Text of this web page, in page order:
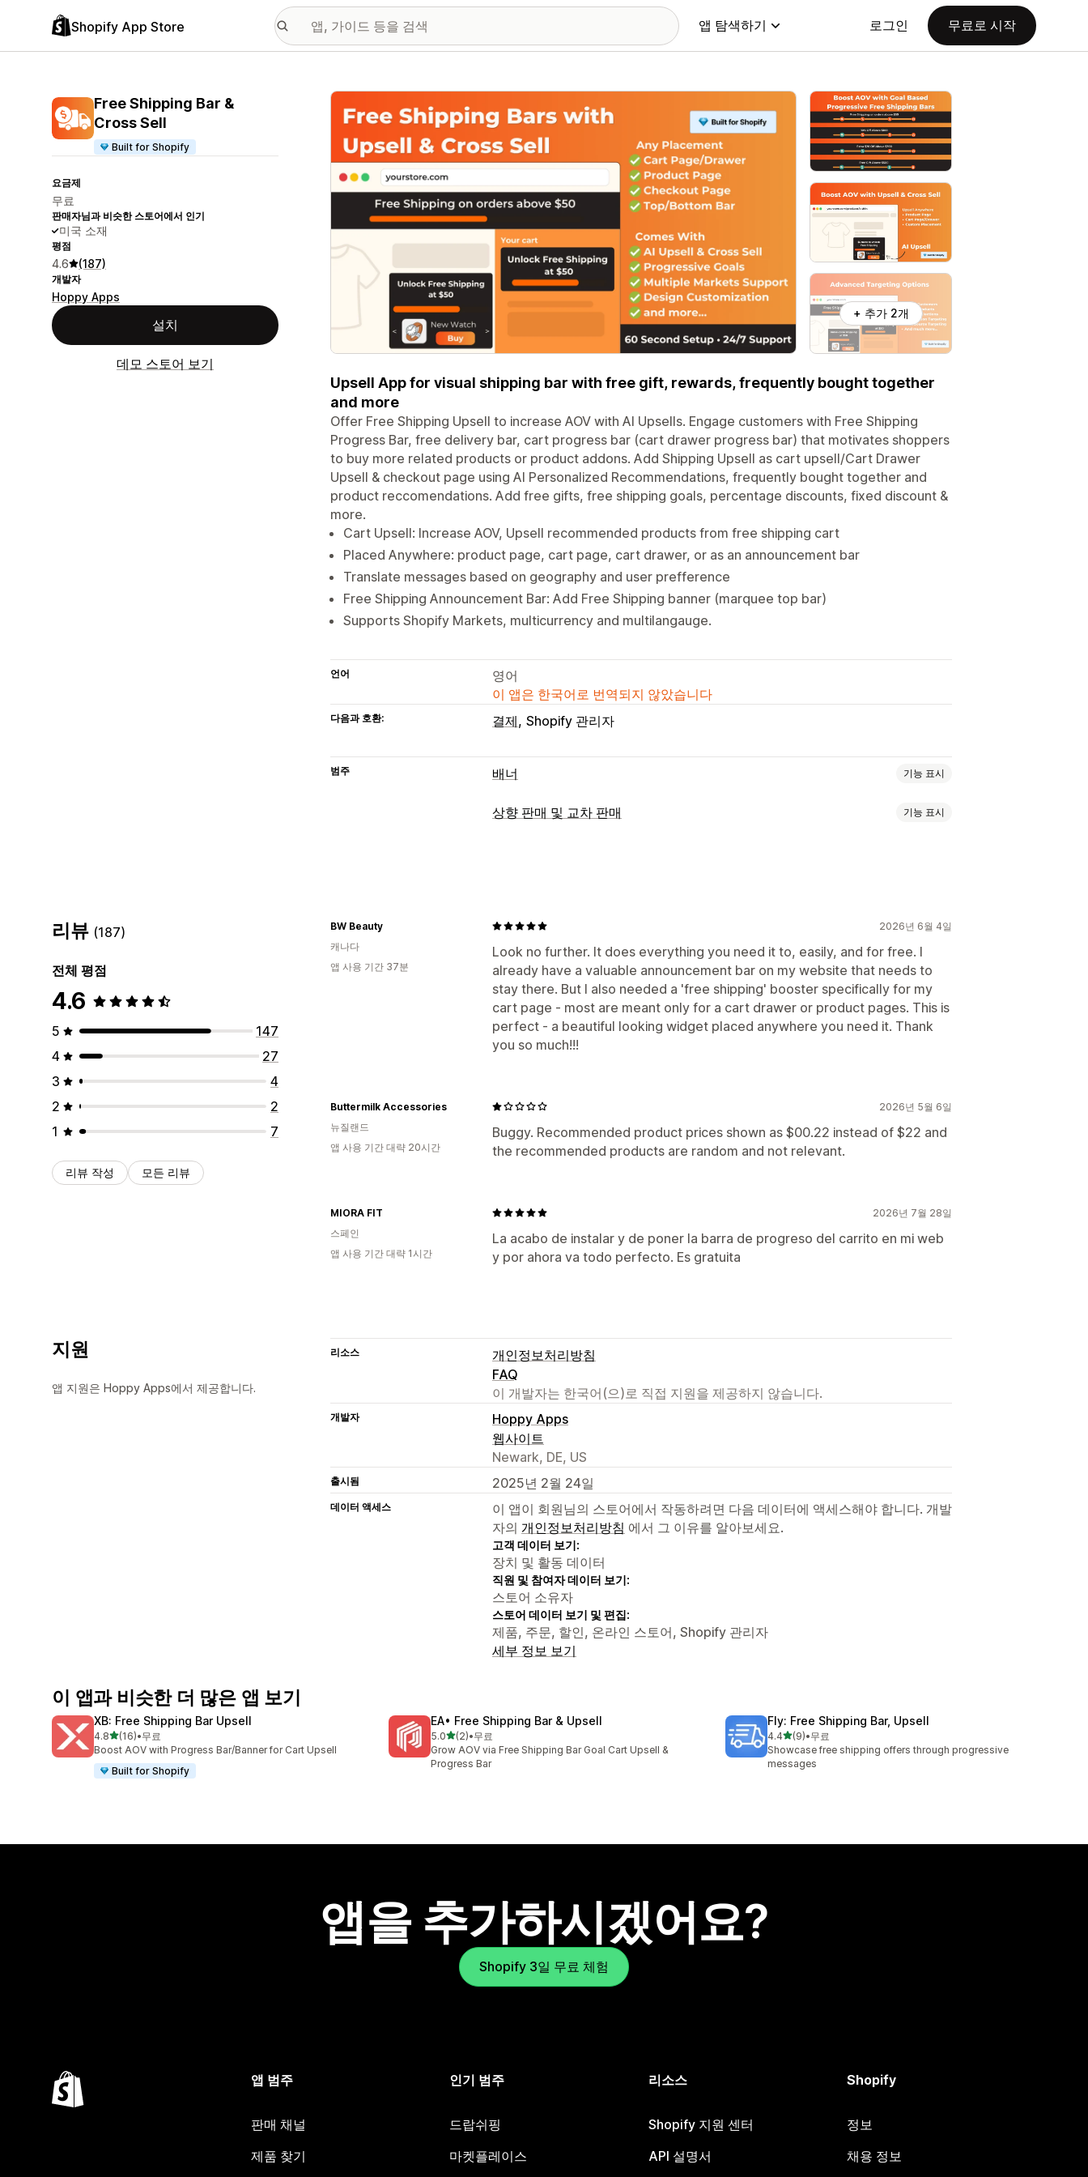
Shopify App Store 앱 탐색하기 로그인 무료로 시작
Free Shipping Bar &
Cross Sell
Built for Shopify
요금제
무료
판매자님과 비슷한 스토어에서 인기
미국 소재
평점
4.6 (187)
개발자
Hoppy Apps
설치
데모 스토어 보기
추천 이미지 갤러리
+ 추가 2개
Upsell App for visual shipping bar with free gift, rewards, frequently bought together
and more
Offer Free Shipping Upsell to increase AOV with AI Upsells. Engage customers with Free Shipping
Progress Bar, free delivery bar, cart progress bar (cart drawer progress bar) that motivates shoppers
to buy more related products or product addons. Add Shipping Upsell as cart upsell/Cart Drawer
Upsell & checkout page using AI Personalized Recommendations, frequently bought together and
product reccomendations. Add free gifts, free shipping goals, percentage discounts, fixed discount &
more.
Cart Upsell: Increase AOV, Upsell recommended products from free shipping cart
Placed Anywhere: product page, cart page, cart drawer, or as an announcement bar
Translate messages based on geography and user prefference
Free Shipping Announcement Bar: Add Free Shipping banner (marquee top bar)
Supports Shopify Markets, multicurrency and multilangauge.
언어
영어
이 앱은 한국어로 번역되지 않았습니다
다음과 호환: 결제 Shopify 관리자
범주 배너 기능 표시
배너 유형
캠페인 타게팅
분석 및 보고
실적 추적 트래픽 보고서
상향 판매 및 교차 판매 기능 표시
제안 및 권장 사항
무료 기프트 무료 배송 제품 추가 옵션 추천 제품 함께 자주 구매하는 제품
수량 할인 계층별 할인 AI 권장 사항
분석
전환율
리뷰 (187)
전체 평점
4.6
5
147
4
27
3
4
2
2
1
7
리뷰 작성 모든 리뷰
2026년 6월 4일
Look no further. It does everything you need it to, easily, and for free. I
already have a valuable announcement bar on my website that needs to
stay there. But I also needed a 'free shipping' booster specifically for my
cart page - most are meant only for a cart drawer or product pages. This is
perfect - a beautiful looking widget placed anywhere you need it. Thank
you so much!!!
BW Beauty
캐나다
앱 사용 기간 37분
2026년 5월 6일
Buggy. Recommended product prices shown as $00.22 instead of $22 and
the recommended products are random and not relevant.
Buttermilk Accessories
뉴질랜드
앱 사용 기간 대략 20시간
2026년 7월 28일
La acabo de instalar y de poner la barra de progreso del carrito en mi web
y por ahora va todo perfecto. Es gratuita
MIORA FIT
스페인
앱 사용 기간 대략 1시간
지원
앱 지원은 Hoppy Apps에서 제공합니다.
리소스
개인정보처리방침
FAQ
이 개발자는 한국어(으)로 직접 지원을 제공하지 않습니다.
개발자
Hoppy Apps
웹사이트
Newark, DE, US
출시됨 2025년 2월 24일
데이터 액세스
이 앱이 회원님의 스토어에서 작동하려면 다음 데이터에 액세스해야 합니다. 개발
자의 개인정보처리방침 에서 그 이유를 알아보세요.
고객 데이터 보기:
장치 및 활동 데이터
직원 및 참여자 데이터 보기:
스토어 소유자
스토어 데이터 보기 및 편집:
제품, 주문, 할인, 온라인 스토어, Shopify 관리자
세부 정보 보기
이 앱과 비슷한 더 많은 앱 보기
XB: Free Shipping Bar Upsell
4.8별 5개 중
(16)
총 리뷰 16개
•무료
Boost AOV with Progress Bar/Banner for Cart Upsell
Built for Shopify
EA• Free Shipping Bar & Upsell
5.0별 5개 중
(2)
총 리뷰 2개
•무료
Grow AOV via Free Shipping Bar Goal Cart Upsell &
Progress Bar
Fly: Free Shipping Bar, Upsell
4.4별 5개 중
(9)
총 리뷰 9개
•무료
Showcase free shipping offers through progressive
messages
앱을 추가하시겠어요?
Shopify 3일 무료 체험
앱 범주
판매 채널
제품 찾기
인기 범주
드랍쉬핑
마켓플레이스
리소스
Shopify 지원 센터
API 설명서
Shopify
정보
채용 정보